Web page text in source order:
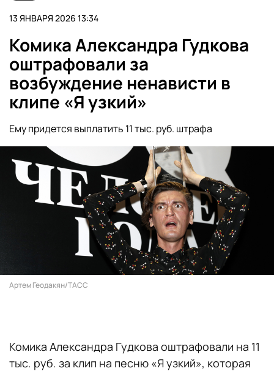
13 ЯНВАРЯ 2026 13:34
Комика Александра Гудкова
оштрафовали за
возбуждение ненависти в
клипе «Я узкий»
Ему придется выплатить 11 тыс. руб. штрафа
Артем Геодакян/ТАСС
Комика Александра Гудкова оштрафовали на 11
тыс. руб. за клип на песню «Я узкий», которая